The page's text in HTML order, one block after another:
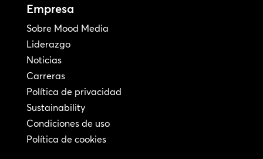
Empresa
Sobre Mood Media
Liderazgo
Noticias
Carreras
Política de privacidad
Sustainability
Condiciones de uso
Política de cookies